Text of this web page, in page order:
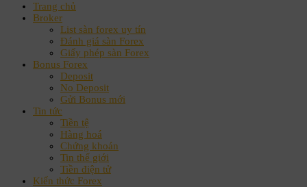
Trang chủ
Broker
List sàn forex uy tín
Đánh giá sàn Forex
Giấy phép sàn Forex
Bonus Forex
Deposit
No Deposit
Gửi Bonus mới
Tin tức
Tiền tệ
Hàng hoá
Chứng khoán
Tin thế giới
Tiền điện tử
Kiến thức Forex